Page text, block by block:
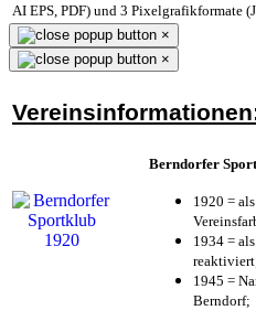
AI EPS, PDF) und 3 Pixelgrafikformate
×
×
Berndorfer
1920 =
1934 =
1945 =
Berndorf;